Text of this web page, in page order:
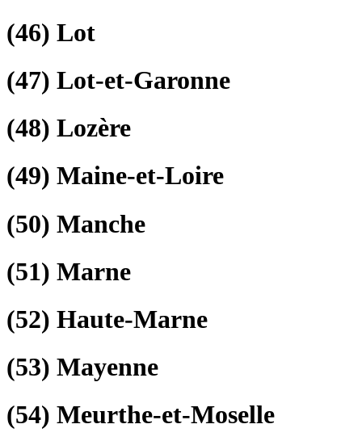
(46) Lot
(47) Lot-et-Garonne
(48) Lozère
(49) Maine-et-Loire
(50) Manche
(51) Marne
(52) Haute-Marne
(53) Mayenne
(54) Meurthe-et-Moselle